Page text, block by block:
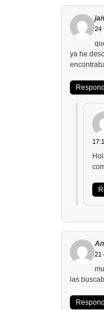
24
ya he
21
las